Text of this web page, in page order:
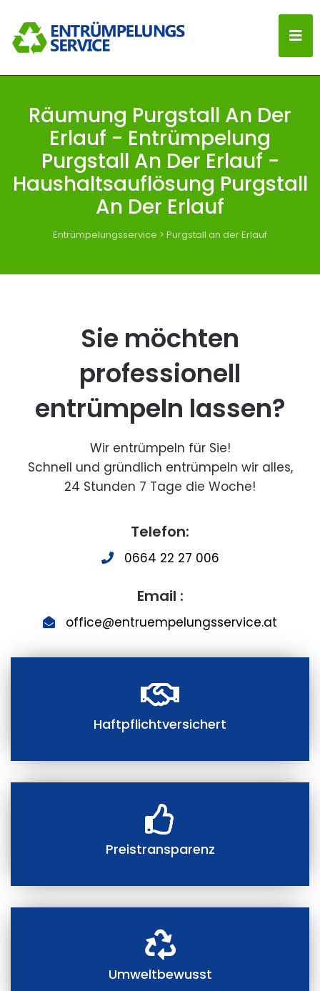
Räumung Purgstall An Der
Erlauf - Entrümpelung
Purgstall An Der Erlauf -
Haushaltsauflösung Purgstall
An Der Erlauf
Entrümpelungsservice > Purgstall an der Erlauf
Sie möchten
professionell
entrümpeln lassen?
Wir entrümpeln für Sie!
Schnell und gründlich entrümpeln wir alles,
24 Stunden 7 Tage die Woche!
Telefon:
0664 22 27 006
Email :
office@entruempelungsservice.at
Haftpflichtversichert
Preistransparenz
Umweltbewusst